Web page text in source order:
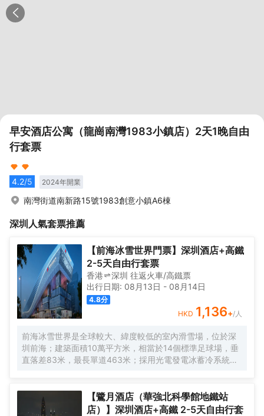
早安酒店公寓（龍崗南灣1983小鎮店）2天1晚自由
行套票
4.2/5 2024年開業
南灣街道南新路15號1983創意小鎮A6棟
深圳 人氣套票推薦
【前海冰雪世界門票】深圳酒店+高鐵
2-5天自由行套票
香港 深圳 往返火車/高鐵票
出行日期: 08月13日 - 08月14日
4.8分
HKD 1,136+/人
前海冰雪世界是全球較大、緯度較低的室內滑雪場，位於深
圳前海；建築面積10萬平方米，相當於14個標準足球場，垂
直落差83米，最長單道463米‌；採用光電發電冰蓄冷系統，
【鷺月酒店（華強北科學館地鐵站
店）】深圳酒店+高鐵 2-5天自由行套